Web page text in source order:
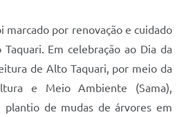
marcado por renovação e cuidado
Em celebração ao Dia da
de Alto Taquari, por meio da
e Meio Ambiente (Sama),
plantio de mudas de árvores em